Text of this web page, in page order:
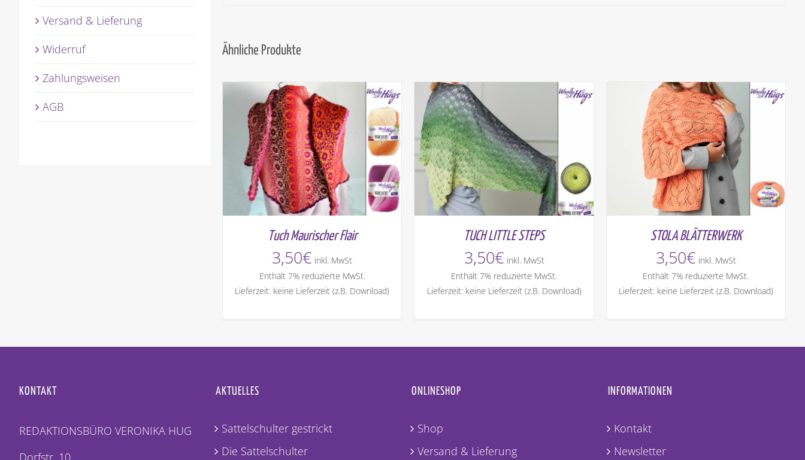
Ähnliche Produkte
Tuch Maurischer Flair
3,50€ inkl. MwSt
Enthält 7% reduzierte MwSt.
Lieferzeit: keine Lieferzeit (z.B. Download)
TUCH LITTLE STEPS
3,50€ inkl. MwSt
Enthält 7% reduzierte MwSt.
Lieferzeit: keine Lieferzeit (z.B. Download)
STOLA BLÄTTERWERK
3,50€ inkl. MwSt
Enthält 7% reduzierte MwSt.
Lieferzeit: keine Lieferzeit (z.B. Download)
Versand & Lieferung
Widerruf
Zahlungsweisen
AGB
KONTAKT
REDAKTIONSBÜRO VERONIKA HUG
Dorfstr. 10
AKTUELLES
Sattelschulter gestrickt
Die Sattelschulter
ONLINESHOP
Shop
Versand & Lieferung
INFORMATIONEN
Kontakt
Newsletter